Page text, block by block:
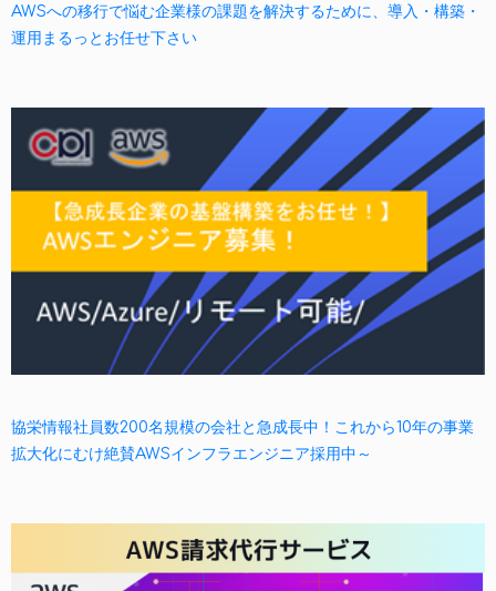
AWSへの移行で悩む企業様の課題を解決するために、導入・構築・
運用まるっとお任せ下さい
協栄情報社員数200名規模の会社と急成長中！これから10年の事業
拡大化にむけ絶賛AWSインフラエンジニア採用中～